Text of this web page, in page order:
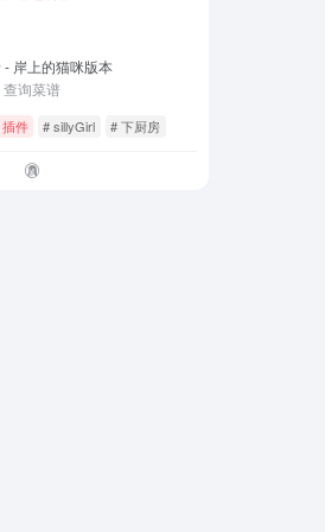
- 岸上的猫咪版本
查询菜谱
插件 # sillyGirl # 下厨房